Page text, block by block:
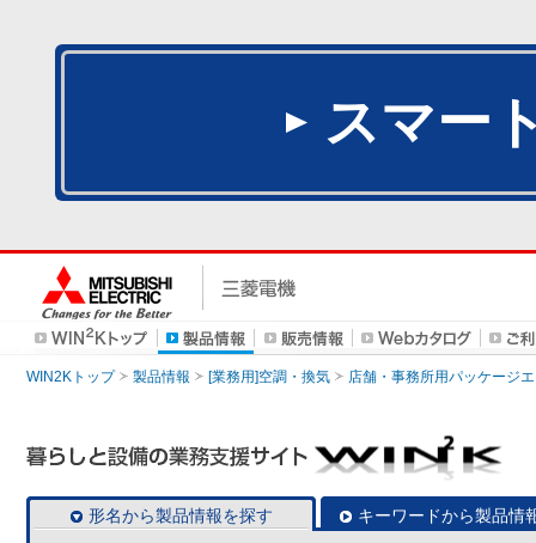
スマー
WIN2Kトップ 製品情報 [業務用]空調・換気 店舗・事務所用パッケージ
形名から製品情報を探す キーワードから製品情